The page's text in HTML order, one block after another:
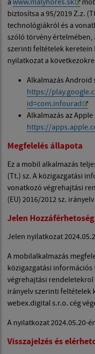
biztosítsa a 95/2019 Z.z.
technológiákról és a
szóló törvény értelmében,
szerinti feltételek keretein
nyilatkozat a
Alkalmazás Android
https://
id=com.infourad
Alkalmazás az Apple
https://
Megfelelés állapota
Ez a mobil alkalmazás
(Tt.) sz. A közigazgatási
vonatkozó végrehajtási
(EU) 2016/2012 sz.
Jelen
Jelen nyilatkozat
A mobilalkalmazás
közigazgatási
végrehajtási rendeletekrol
irányelv szerinti feltételek
webex.digital s.r.o. cég
A nyilatkozat 2024.05.20-
Visszajelzés és